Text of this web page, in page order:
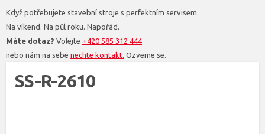
Když potřebujete stavební stroje s perfektním servisem.
Na víkend. Na půl roku. Napořád.
Máte dotaz? Volejte +420 585 312 444
nebo nám na sebe nechte kontakt. Ozveme se.
SS-R-2610